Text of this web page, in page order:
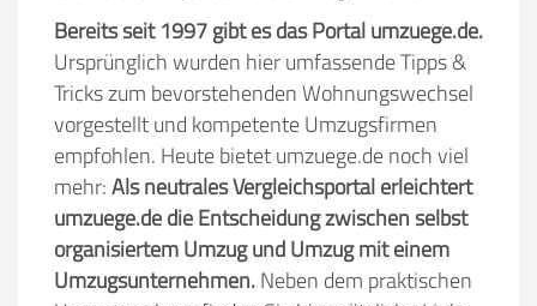
Bereits seit 1997 gibt es das Portal umzuege.de.
Ursprünglich wurden hier umfassende Tipps &
Tricks zum bevorstehenden Wohnungswechsel
vorgestellt und kompetente Umzugsfirmen
empfohlen. Heute bietet umzuege.de noch viel
mehr:Als neutrales Vergleichsportal erleichtert
umzuege.de die Entscheidung zwischen selbst
organisiertem Umzug und Umzug mit einem
Umzugsunternehmen.Neben dem praktischen